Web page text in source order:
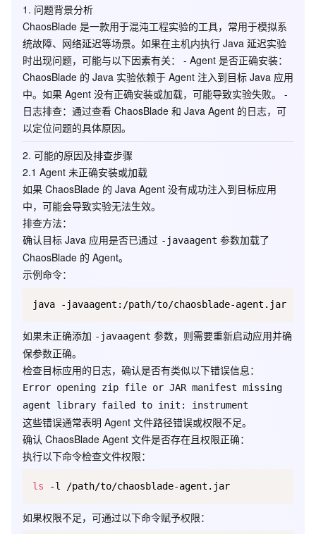
1. 问题背景分析
ChaosBlade 是一款用于混沌工程实验的工具，常用于模拟系
统故障、网络延迟等场景。如果在主机内执行 Java 延迟实验
时出现问题，可能与以下因素有关： - Agent 是否正确安装：
ChaosBlade 的 Java 实验依赖于 Agent 注入到目标 Java 应用
中。如果 Agent 没有正确安装或加载，可能导致实验失败。 -
日志排查：通过查看 ChaosBlade 和 Java Agent 的日志，可
以定位问题的具体原因。
2. 可能的原因及排查步骤
2.1 Agent 未正确安装或加载
如果 ChaosBlade 的 Java Agent 没有成功注入到目标应用
中，可能会导致实验无法生效。
排查方法：
确认目标 Java 应用是否已通过 -javaagent 参数加载了
ChaosBlade 的 Agent。
示例命令：
如果未正确添加 -javaagent 参数，则需要重新启动应用并确
保参数正确。
检查目标应用的日志，确认是否有类似以下错误信息：
Error opening zip file or JAR manifest missing
agent library failed to init: instrument
这些错误通常表明 Agent 文件路径错误或权限不足。
确认 ChaosBlade Agent 文件是否存在且权限正确：
执行以下命令检查文件权限：
ls
如果权限不足，可通过以下命令赋予权限：